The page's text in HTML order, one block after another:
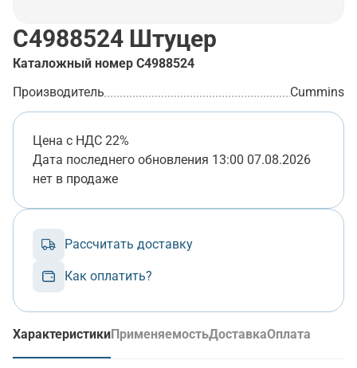
C4988524 Штуцер
Каталожный номер C4988524
Производитель
Cummins
Цена с НДС 22%
Дата последнего обновления 13:00 07.08.2026
нет в продаже
Рассчитать доставку
Как оплатить?
Характеристики
(активная вкладка)
ПрименяемостьДоставкаОплата